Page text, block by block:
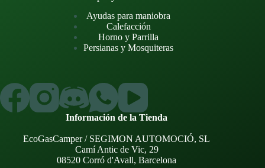
Ayudas para maniobra
Calefacción
Horno y Parrilla
Persianas y Mosquiteras
Información de la Tienda
EcoGasCamper / SEGIMON AUTOMOCIÓ, SL
Camí Antic de Vic, 29
08520 Corró d'Avall, Barcelona